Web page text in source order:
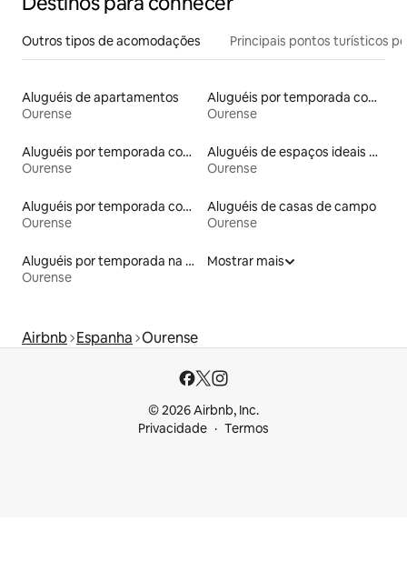
Outros tipos de acomodações Principais pontos turísticos
Aluguéis de apartamentos
Ourense
Aluguéis por temporada com banheira de hidromassagem
Ourense
Aluguéis por temporada com acesso ao lago
Ourense
Aluguéis de espaços ideais para famílias
Ourense
Aluguéis por temporada com café da manhã
Ourense
Aluguéis de casas de campo
Ourense
Aluguéis por temporada na orla
Ourense
Mostrar mais
Airbnb Espanha Ourense
© 2026 Airbnb, Inc.
Privacidade
Termos